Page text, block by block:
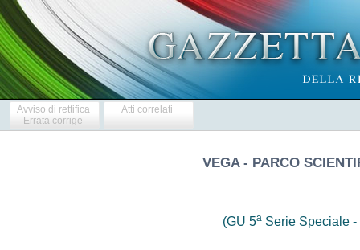
Avviso di rettifica
Errata corrige
Atti correlati
VEGA - PARCO
(GU 5aSerie Speciale -